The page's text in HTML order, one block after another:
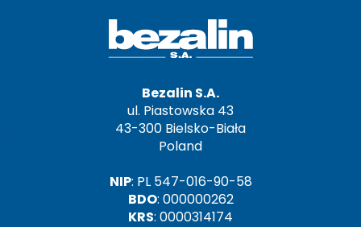
Bezalin S.A.
ul. Piastowska 43
43-300 Bielsko-Biała
Poland
NIP: PL 547-016-90-58
BDO: 000000262
KRS: 0000314174